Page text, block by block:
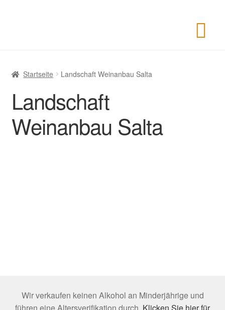
Startseite Landschaft Weinanbau Salta
Landschaft
Weinanbau Salta
Wir verkaufen keinen Alkohol an Minderjährige und